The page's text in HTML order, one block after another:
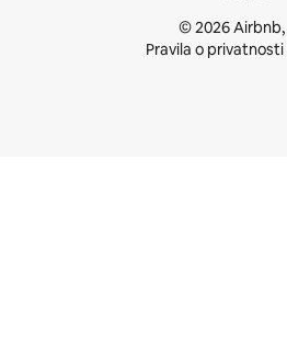
© 2026 Airbnb,
Pravila o privatnosti